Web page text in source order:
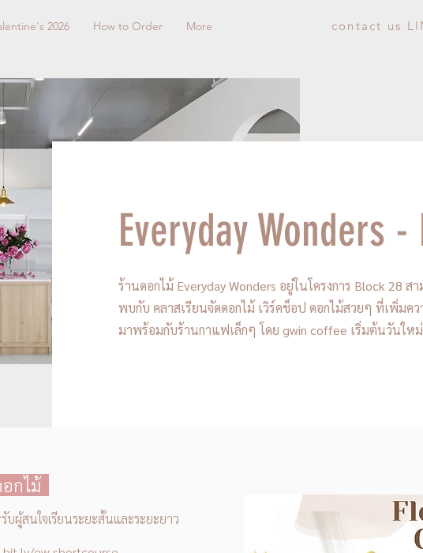
2026 How to Order More contact us
Everyday Wonders
ร้านดอกไม้ Everyday Wonders อยู่ในโครงการ Block 28 ส
พบกับ คลาสเรียนจัดดอกไม้ เวิร์คช็อป ดอกไม้สวยๆ ที่เพิ่มค
มาพร้อมกับร้านกาแฟเล็กๆ โดย gwin coffee เริ่มต้นวันให
กไม้
บผู้สนใจเรียนระยะสั้นและระยะยาว